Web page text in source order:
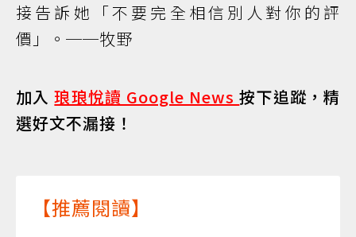
接告訴她「不要完全相信別人對你的評
價」。──牧野
加入琅琅悅讀 Google News按下追蹤，精
選好文不漏接！
【推薦閱讀】